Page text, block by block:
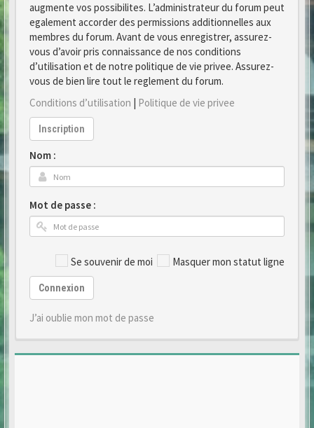
augmente vos possibilites. L’administrateur du forum peut
egalement accorder des permissions additionnelles aux
membres du forum. Avant de vous enregistrer, assurez-
vous d’avoir pris connaissance de nos conditions
d’utilisation et de notre politique de vie privee. Assurez-
vous de bien lire tout le reglement du forum.
Conditions d’utilisation | Politique de vie privee
Inscription
Nom :
Mot de passe :
Se souvenir de moi Masquer mon statut ligne
Connexion
J’ai oublie mon mot de passe